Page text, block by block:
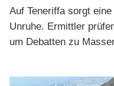
Auf Teneriffa sorgt
Unruhe. Ermittler
um Debatten zu